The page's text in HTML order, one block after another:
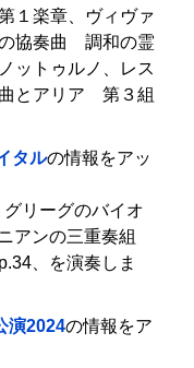
１楽章、ヴィヴァ
協奏曲 調和の霊
ットゥルノ、レス
とアリア 第３組
タルの情報をアッ
リーグのバイオ
アンの三重奏組
、を演奏しま
演2024の情報をア